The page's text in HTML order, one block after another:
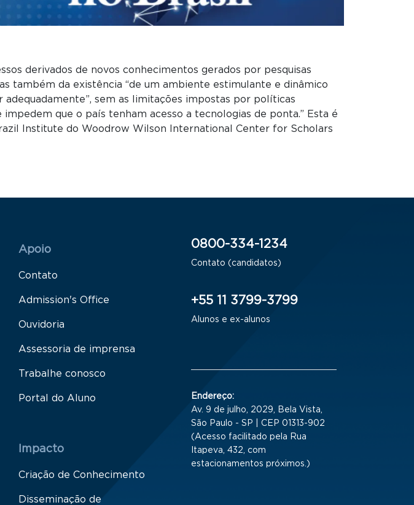
derivados de novos conhecimentos gerados por pesquisas
também da existência “de um ambiente estimulante e dinâmico
sem as limitações impostas por políticas
que o país tenham acesso a tecnologias de ponta.” Esta é
Institute do Woodrow Wilson International Center for Scholars
Rodapé 2
Apoio
Contato
Admission's Office
Ouvidoria
Assessoria de imprensa
Trabalhe conosco
Portal do Aluno
Impacto
Criação de Conhecimento
Disseminação de
0800-334-1234
Contato (candidatos)
+55 11 3799-3799
Alunos e ex-alunos
Endereço:
Av. 9 de julho, 2029, Bela Vista,
São Paulo - SP | CEP 01313-902
(Acesso facilitado pela Rua
Itapeva, 432, com
estacionamentos próximos.)